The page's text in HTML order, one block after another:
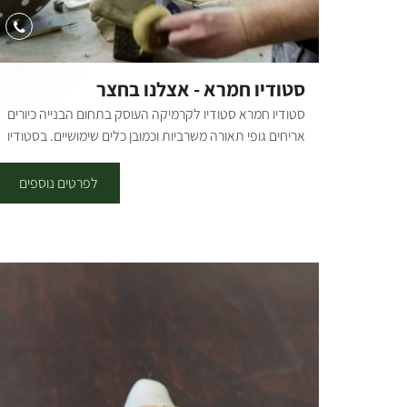
סטודיו חמרא - אצלנו בחצר
סטודיו חמרא סטודיו לקרמיקה העוסק בתחום הבנייה כיורים
אריחים גופי תאורה משרביות וכמובן כלים שימושיים. בסטודיו
שעורים. מידיי שבוע יש מפגשי בוקר/אחהצ/וערב בימים
קבועים מורות בשנת שבתון יכולות ללמוד בסטודיו דרך הקרן
לפרטים נוספים